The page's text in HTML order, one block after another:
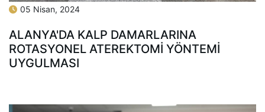
05 Nisan, 2024
ALANYA'DA KALP DAMARLARINA
ROTASYONEL ATEREKTOMİ YÖNTEMİ
UYGULMASI